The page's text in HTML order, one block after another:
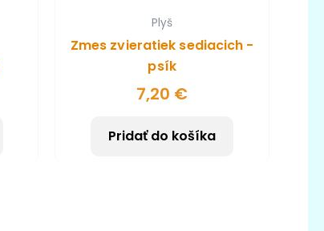
Plyš
Zmes zvieratiek sediacich -
psík
7,20 €
Pridať do košíka